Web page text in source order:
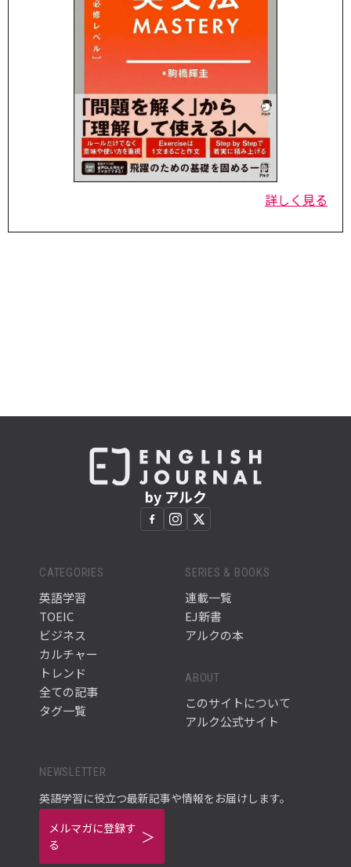
詳しく見る
by アルク
CATEGORIES
英語学習
TOEIC
ビジネス
カルチャー
トレンド
全ての記事
タグ一覧
SERIES & BOOKS
連載一覧
EJ新書
アルクの本
ABOUT
このサイトについて
アルク公式サイト
NEWSLETTER
英語学習に役立つ最新記事や情報をお届けします。
メルマガに登録す
る